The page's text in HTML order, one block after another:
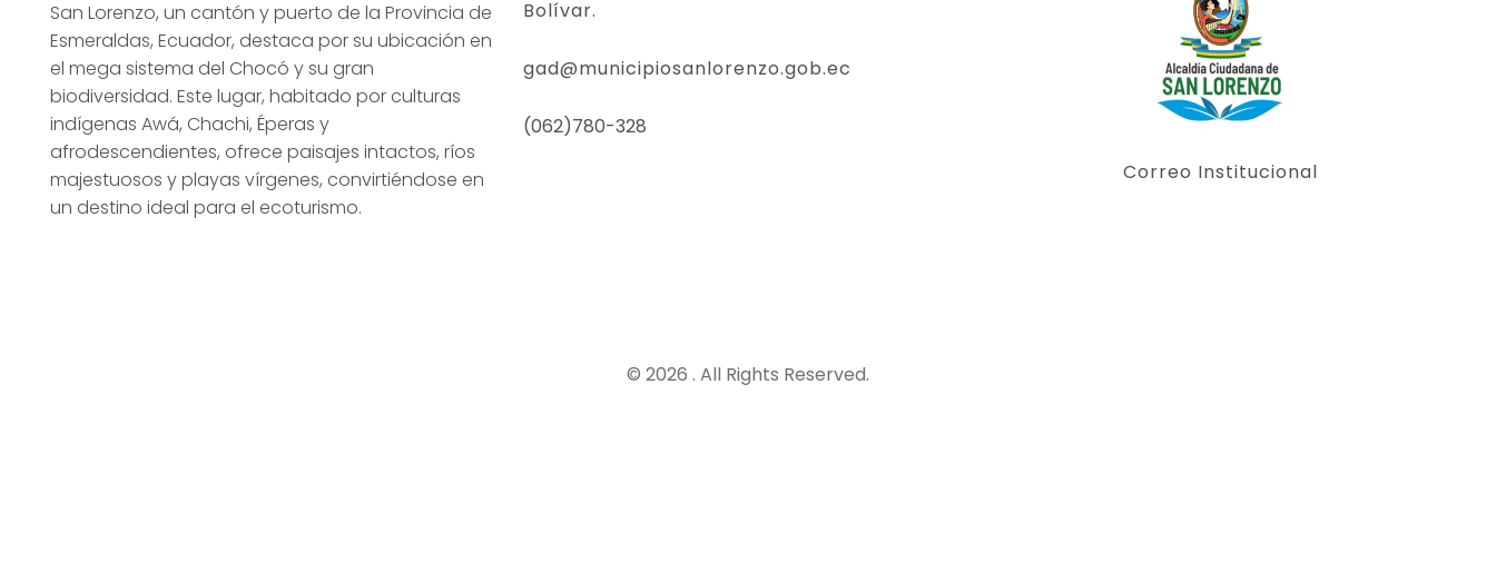
San Lorenzo, un cantón y puerto de la Provincia de
Esmeraldas, Ecuador, destaca por su ubicación en
el mega sistema del Chocó y su gran
biodiversidad. Este lugar, habitado por culturas
indígenas Awá, Chachi, Éperas y
afrodescendientes, ofrece paisajes intactos, ríos
majestuosos y playas vírgenes, convirtiéndose en
un destino ideal para el ecoturismo.
Bolívar.
gad@municipiosanlorenzo.gob.ec
(062)780-328
Correo Institucional
© 2026 . All Rights Reserved.